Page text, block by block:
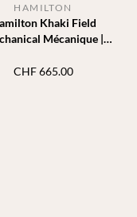
Khaki Field
Mécanique |
HAMILTON
CHF665.00